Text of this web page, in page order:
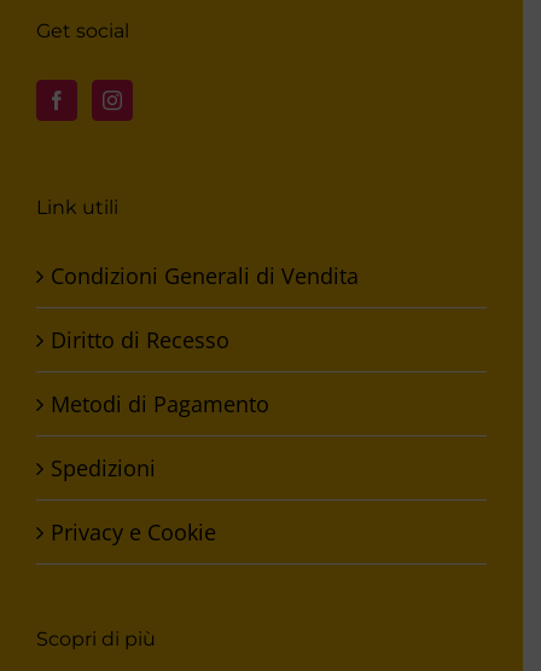
Get social
Link utili
Condizioni Generali di Vendita
Diritto di Recesso
Metodi di Pagamento
Spedizioni
Privacy e Cookie
Scopri di più